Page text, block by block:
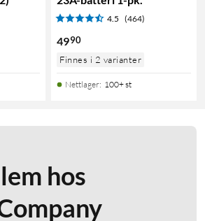
4.5 (464)
4990
Finnes i 2 varianter
Nettlager: 100+ st
hos